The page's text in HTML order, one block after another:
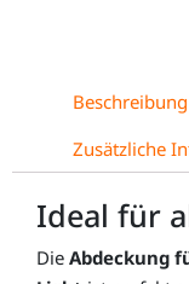
Beschreibung
Zusätzliche
Ideal für
Die Abdeckung